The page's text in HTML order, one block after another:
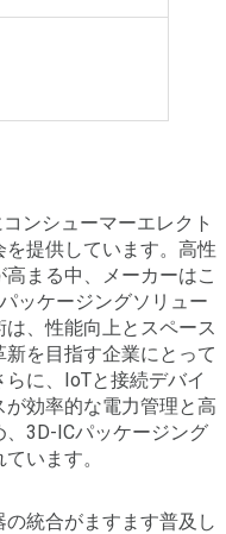
ンシューマーエレクト
提供しています。高性
まる中、メーカーはこ
ッケージングソリュー
、性能向上とスペース
を目指す企業にとって
に、IoTと接続デバイ
効率的な電力管理と高
3D-ICパッケージング
います。
統合がますます普及し